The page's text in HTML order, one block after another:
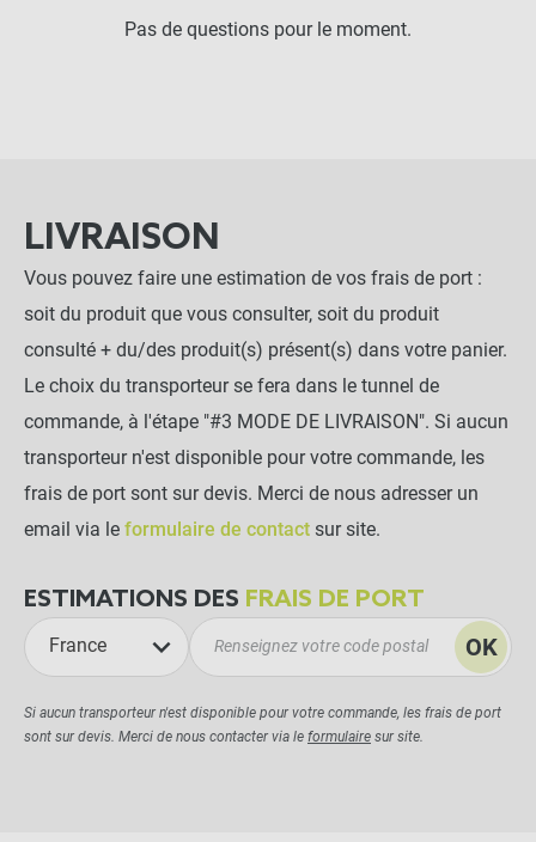
Pas de questions pour le moment.
LIVRAISON
Vous pouvez faire une estimation de vos frais de port :
soit du produit que vous consulter, soit du produit
consulté + du/des produit(s) présent(s) dans votre panier.
Le choix du transporteur se fera dans le tunnel de
commande, à l'étape "#3 MODE DE LIVRAISON". Si aucun
transporteur n'est disponible pour votre commande, les
frais de port sont sur devis. Merci de nous adresser un
email via le formulaire de contact sur site.
ESTIMATIONS DES FRAIS DE PORT
France OK
Si aucun transporteur n'est disponible pour votre commande, les frais de port
sont sur devis. Merci de nous contacter via le formulaire sur site.